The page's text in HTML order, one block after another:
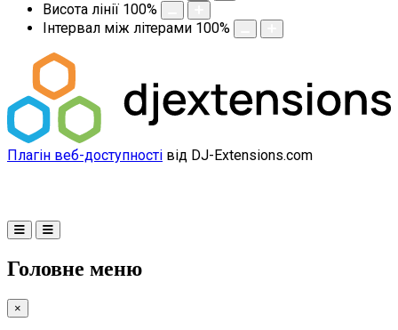
Висота лінії 100%
Інтервал між літерами 100%
Плагін веб-доступності від DJ-Extensions.com
Головне меню
×